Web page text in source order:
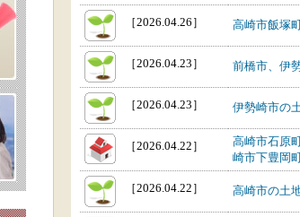
［2026.04.26］ 高崎市飯塚
［2026.04.23］ 前橋市、伊
［2026.04.23］ 伊勢崎市の
［2026.04.22］
高崎市石原
崎市下豊岡
［2026.04.22］ 高崎市の土